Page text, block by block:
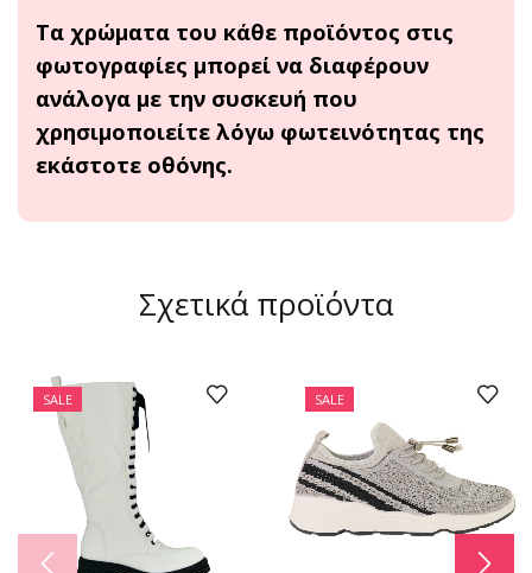
Τα χρώματα του κάθε προϊόντος στις
φωτογραφίες μπορεί να διαφέρουν
ανάλογα με την συσκευή που
χρησιμοποιείτε λόγω φωτεινότητας της
εκάστοτε οθόνης.
Σχετικά προϊόντα
SALE SALE